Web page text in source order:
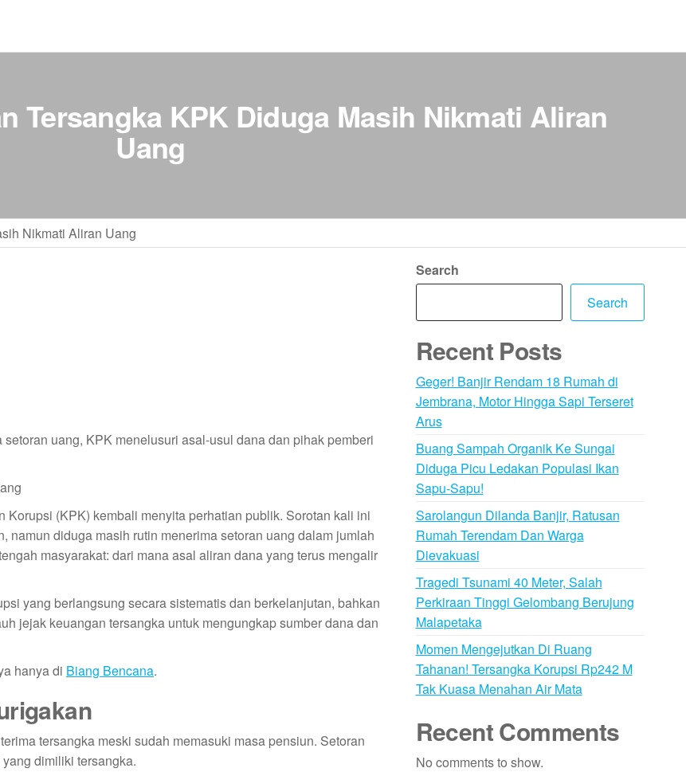
Tersangka KPK Diduga Masih Nikmati Aliran
Uang
Nikmati Aliran Uang
uang, KPK menelusuri asal-usul dana dan pihak pemberi
(KPK) kembali menyita perhatian publik. Sorotan kali ini
diduga masih rutin menerima setoran uang dalam jumlah
masyarakat: dari mana asal aliran dana yang terus mengalir
yang berlangsung secara sistematis dan berkelanjutan, bahkan
jejak keuangan tersangka untuk mengungkap sumber dana dan
hanya di Biang Bencana.
tersangka meski sudah memasuki masa pensiun. Setoran
dimiliki tersangka.
Search
Search
Recent Posts
Geger! Banjir Rendam 18 Rumah di
Jembrana, Motor Hingga Sapi Terseret
Arus
Buang Sampah Organik Ke Sungai
Diduga Picu Ledakan Populasi Ikan
Sapu-Sapu!
Sarolangun Dilanda Banjir, Ratusan
Rumah Terendam Dan Warga
Dievakuasi
Tragedi Tsunami 40 Meter, Salah
Perkiraan Tinggi Gelombang Berujung
Malapetaka
Momen Mengejutkan Di Ruang
Tahanan! Tersangka Korupsi Rp242 M
Tak Kuasa Menahan Air Mata
Recent Comments
No comments to show.